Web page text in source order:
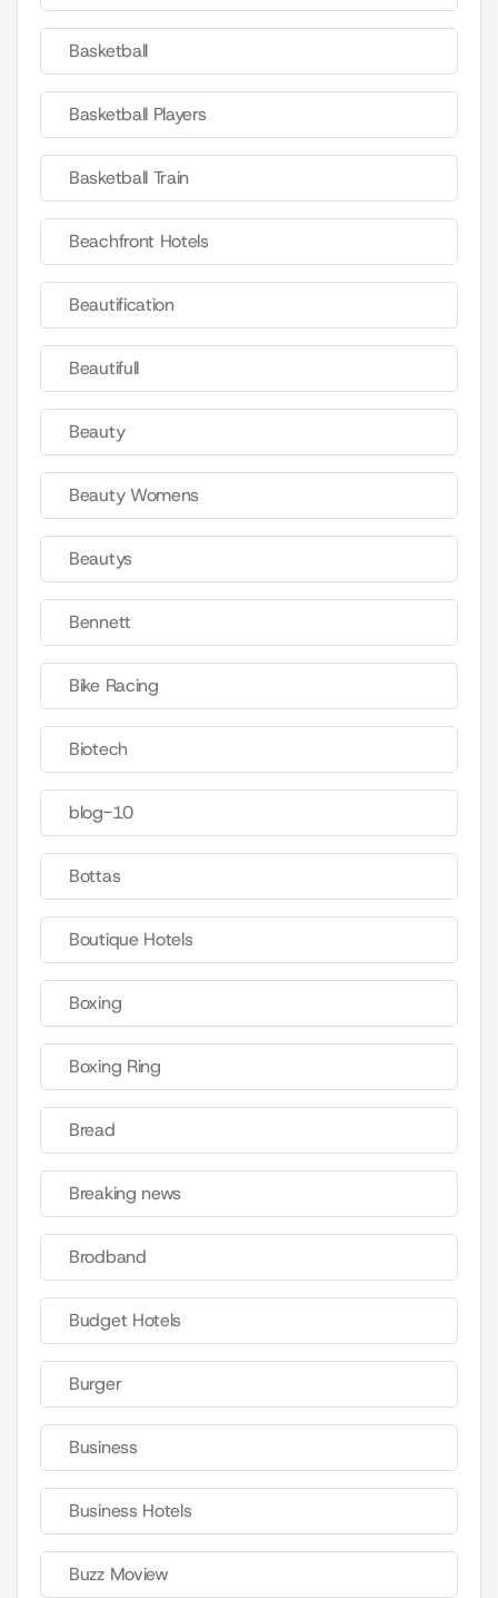
Basketball
Basketball Players
Basketball Train
Beachfront Hotels
Beautification
Beautifull
Beauty
Beauty Womens
Beautys
Bennett
Bike Racing
Biotech
blog-10
Bottas
Boutique Hotels
Boxing
Boxing Ring
Bread
Breaking news
Brodband
Budget Hotels
Burger
Business
Business Hotels
Buzz Moview